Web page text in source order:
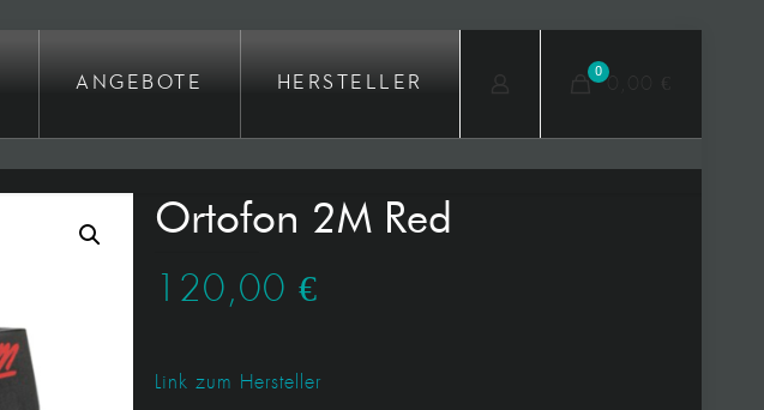
ANGEBOTE HERSTELLER
0 0,00 €
Ortofon 2M Red
120,00€
Link zum Hersteller